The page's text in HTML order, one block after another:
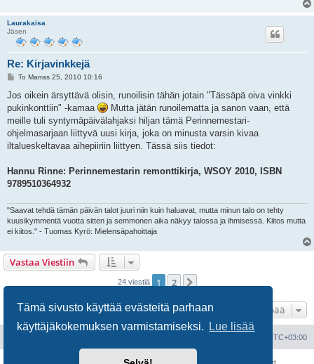
Tämä sivusto käyttää evästeitä parhaan
käyttäjäkokemuksen varmistamiseksi.
Lue lisää
Laurakaisa
Jäsen
Re: Kirjavinkkejä
V
e
t
i
To Marras 25, 2010 10:16
Jos oikein ärsyttävä olisin, runoilisin tähän jotain "Tässäpä oiva vinkki
pukinkonttiin" -kamaa
Mutta jätän runoilematta ja sanon vaan, että
meille tuli syntymäpäivälahjaksi hiljan tämä Perinnemestari-
ohjelmasarjaan liittyvä uusi kirja, joka on minusta varsin kivaa
iltalueskeltavaa aihepiiriin liittyen. Tässä siis tiedot:
Hannu Rinne: Perinnemestarin remonttikirja, WSOY 2010, ISBN
9789510364932
"Saavat tehdä tämän päivän talot juuri niin kuin haluavat, mutta minun talo on tehty
kuusikymmentä vuotta sitten ja semmonen aika näkyy talossa ja ihmisessä. Kiitos mutta
ei kiitos." - Tuomas Kyrö: Mielensäpahoittaja
Vastaa Viestiin
24 viestiä 1 2 Seuraava
Hyppää
UTC+03:00
Keskustelufoorumin ohjelmistophpBB ® Forum Software © phpBB Limited